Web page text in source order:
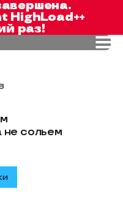
HighLoad++
раз!
не сольем